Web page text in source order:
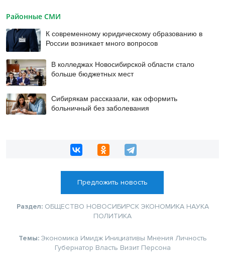
Районные СМИ
К современному юридическому образованию в
России возникает много вопросов
В колледжах Новосибирской области стало
больше бюджетных мест
Сибирякам рассказали, как оформить
больничный без заболевания
Предложить новость
Раздел: ОБЩЕСТВО НОВОСИБИРСК ЭКОНОМИКА НАУКА
ПОЛИТИКА
Темы: Экономика Имидж Инициативы Мнения Личность
Губернатор Власть Визит Персона